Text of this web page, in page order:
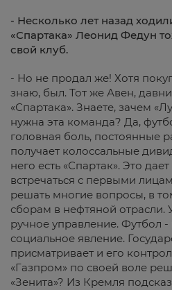
- Несколько лет назад
«Спартака» Леонид Федун
свой клуб.
- Но не продал же! Хотя
знаю, был. Тот же Авен,
«Спартака». Знаете, зачем
нужна эта команда? Да,
головная боль, постоянные
получает колоссальные
него есть «Спартак». Это
встречаться с первыми
решать многие вопросы, в
сборам в нефтяной отрасли.
ручное управление. Футбол -
социальное явление.
присматривает и его
«Газпром» по своей воле
«Зенита»? Из Кремля